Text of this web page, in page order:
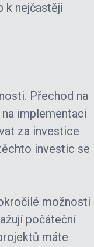
k nejčastěji
Přechod na
implementaci
za investice
investic se
možnosti
počáteční
máte